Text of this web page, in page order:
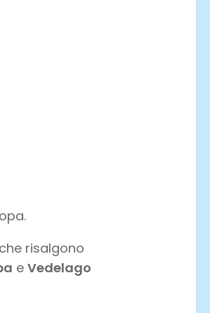
risalgono
e Vedelago